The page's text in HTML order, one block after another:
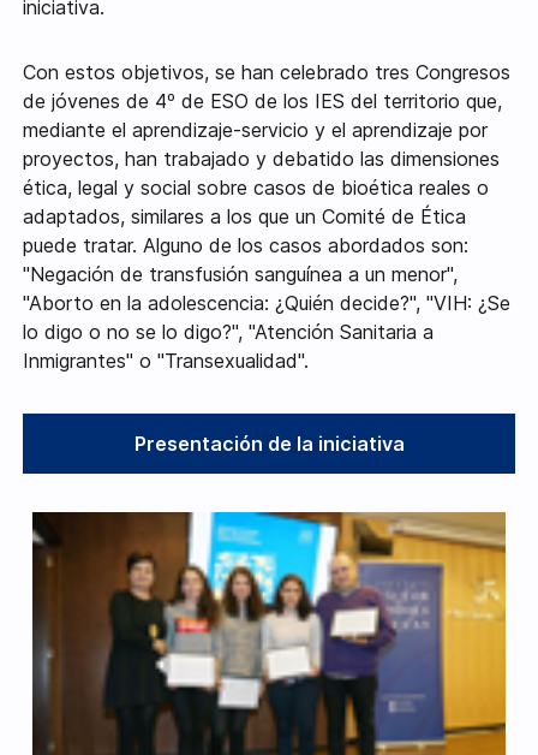
iniciativa.
Con estos objetivos, se han celebrado tres Congresos
de jóvenes de 4º de ESO de los IES del territorio que,
mediante el aprendizaje-servicio y el aprendizaje por
proyectos, han trabajado y debatido las dimensiones
ética, legal y social sobre casos de bioética reales o
adaptados, similares a los que un Comité de Ética
puede tratar. Alguno de los casos abordados son:
"Negación de transfusión sanguínea a un menor",
"Aborto en la adolescencia: ¿Quién decide?", "VIH: ¿Se
lo digo o no se lo digo?", "Atención Sanitaria a
Inmigrantes" o "Transexualidad".
Presentación de la iniciativa